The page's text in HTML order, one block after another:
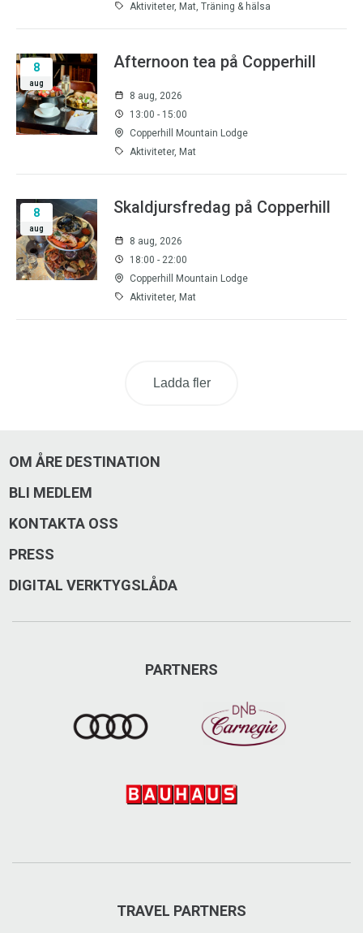
Aktiviteter, Mat, Träning & hälsa
8
aug
Afternoon tea på Copperhill
8 aug, 2026
13:00 - 15:00
Copperhill Mountain Lodge
Aktiviteter, Mat
8
aug
Skaldjursfredag på Copperhill
8 aug, 2026
18:00 - 22:00
Copperhill Mountain Lodge
Aktiviteter, Mat
Ladda fler
OM ÅRE DESTINATION
BLI MEDLEM
KONTAKTA OSS
PRESS
DIGITAL VERKTYGSLÅDA
PARTNERS
TRAVEL PARTNERS